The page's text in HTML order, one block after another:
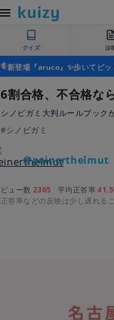
クイズ 診
新登場『aruco』✨歩いてビ
6割合格、不合格な
シノビガミ大判ルールブック
#シノビガミ
＠peinerthelmut
ビュー数 2305 平均正答率
正答率などの反映は少し遅れる